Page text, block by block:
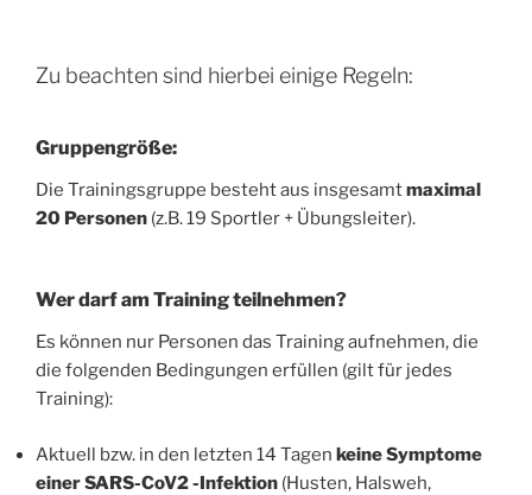
Zu beachten sind hierbei einige Regeln:
Gruppengröße:
Die Trainingsgruppe besteht aus insgesamtmaximal
20 Personen (z.B. 19 Sportler + Übungsleiter).
Wer darf am Training teilnehmen?
Es können nur Personen das Training aufnehmen, die
die folgenden Bedingungen erfüllen (gilt für jedes
Training):
Aktuell bzw. in den letzten 14 Tagen keine Symptome
einer SARS-CoV2 -Infektion (Husten, Halsweh,